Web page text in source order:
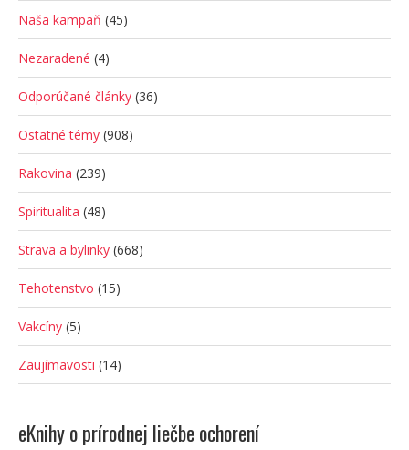
Naša kampaň (45)
Nezaradené (4)
Odporúčané články (36)
Ostatné témy (908)
Rakovina (239)
Spiritualita (48)
Strava a bylinky (668)
Tehotenstvo (15)
Vakcíny (5)
Zaujímavosti (14)
eKnihy o prírodnej liečbe ochorení